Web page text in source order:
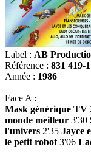
Label : AB
Référence : 831 419-1
Année : 1986
Face A :
Mask générique TV
monde meilleur 3'30
l'univers 2'35 Jayce
le petit robot3'06